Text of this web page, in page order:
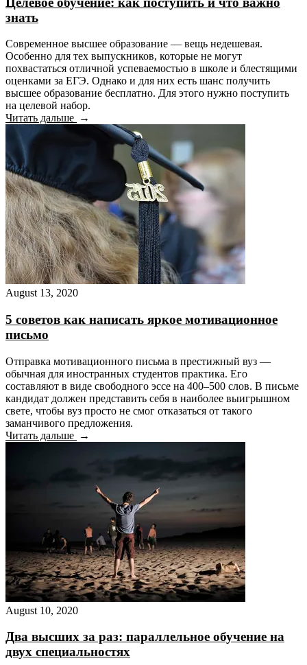
знать
Современное высшее образование — вещь недешевая.
Особенно для тех выпускников, которые не могут
похвастаться отличной успеваемостью в школе и блестящими
оценками за ЕГЭ. Однако и для них есть шанс получить
высшее образование бесплатно. Для этого нужно поступить
на целевой набор.
Читать дальше
August 13, 2020
5 советов как написать яркое мотивационное
письмо
Отправка мотивационного письма в престижный вуз —
обычная для иностранных студентов практика. Его
составляют в виде свободного эссе на 400–500 слов. В письме
кандидат должен представить себя в наиболее выигрышном
свете, чтобы вуз просто не смог отказаться от такого
заманчивого предложения.
Читать дальше
August 10, 2020
Два высших за раз: параллельное обучение на
двух специальностях